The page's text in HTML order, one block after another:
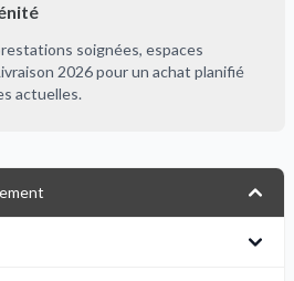
soignées, espaces
2026 pour un achat planifié
actuelles.